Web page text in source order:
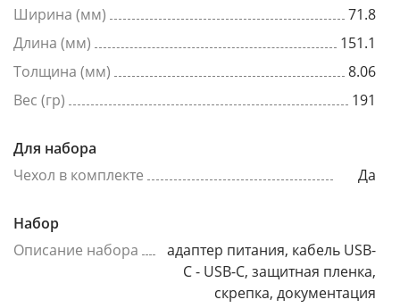
Ширина (мм)
71.8
Длина (мм)
151.1
Толщина (мм)
8.06
Вес (гр)
191
Для набора
Чехол в комплекте
Да
Набор
Описание набора
адаптер питания, кабель USB-
C - USB-C, защитная пленка,
скрепка, документация